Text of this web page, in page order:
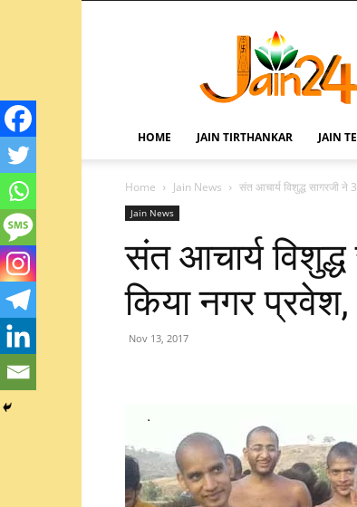
HOME JAIN TIRTHANKAR JAIN
Home Jain News संत आचार्य विशुद्ध सागरजी
Jain News
संत आचार्य
किया नगर
Nov 13, 2017